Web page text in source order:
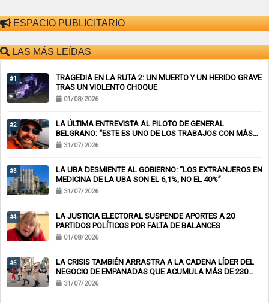
ESPACIO PUBLICITARIO
LAS MÁS LEÍDAS
#1
TRAGEDIA EN LA RUTA 2: UN MUERTO Y UN HERIDO GRAVE
TRAS UN VIOLENTO CHOQUE
01/08/2026
#2
LA ÚLTIMA ENTREVISTA AL PILOTO DE GENERAL
BELGRANO: “ESTE ES UNO DE LOS TRABAJOS CON MÁS
RIESGO”
31/07/2026
#3
LA UBA DESMIENTE AL GOBIERNO: “LOS EXTRANJEROS EN
MEDICINA DE LA UBA SON EL 6,1%, NO EL 40%”
31/07/2026
#4
LA JUSTICIA ELECTORAL SUSPENDE APORTES A 20
PARTIDOS POLÍTICOS POR FALTA DE BALANCES
01/08/2026
#5
LA CRISIS TAMBIÉN ARRASTRA A LA CADENA LÍDER DEL
NEGOCIO DE EMPANADAS QUE ACUMULA MÁS DE 230
CHEQUES RECHAZADOS Y PONE EN RIESGO CIENTOS DE
31/07/2026